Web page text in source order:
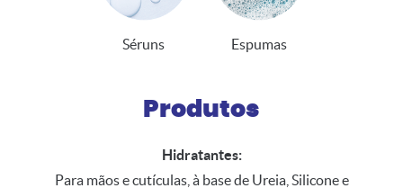
Séruns Espumas
Produtos
Hidratantes:
Para mãos e cutículas, à base de Ureia, Silicone e